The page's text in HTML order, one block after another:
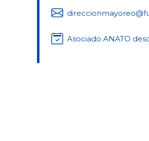
Asociado ANATO